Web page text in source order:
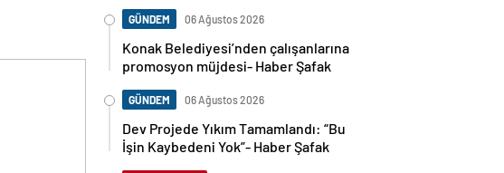
GÜNDEM 06 Ağustos 2026
Konak Belediyesi’nden çalışanlarına
promosyon müjdesi- Haber Şafak
GÜNDEM 06 Ağustos 2026
Dev Projede Yıkım Tamamlandı: “Bu
İşin Kaybedeni Yok”- Haber Şafak